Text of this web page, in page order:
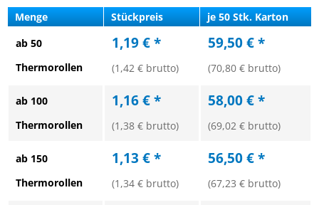
Menge Stückpreis
je 50 Stk. Karton
ab 50
Thermorollen
1,19 € *
(1,42 € brutto)
59,50 € *
(70,80 € brutto)
ab 100
Thermorollen
1,16 € *
(1,38 € brutto)
58,00 € *
(69,02 € brutto)
ab 150
Thermorollen
1,13 € *
(1,34 € brutto)
56,50 € *
(67,23 € brutto)